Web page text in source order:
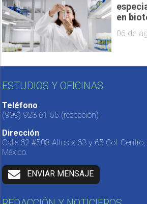
en
06 de
ESTUDIOS Y OFICINAS
Teléfono
(999) 923 61 55 (recepción)
Dirección
Calle 62 #508 Altos x 63 y 65 Col. Centro,
México.
ENVIAR MENSAJE